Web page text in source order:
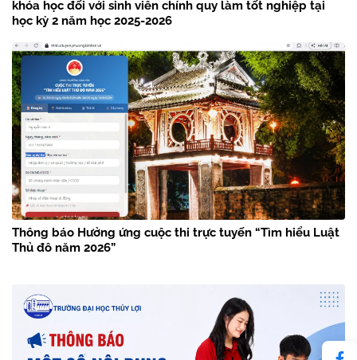
khóa học đối với sinh viên chính quy làm tốt nghiệp tại
học kỳ 2 năm học 2025-2026
Thông báo Hưởng ứng cuộc thi trực tuyến “Tìm hiểu Luật
Thủ đô năm 2026”